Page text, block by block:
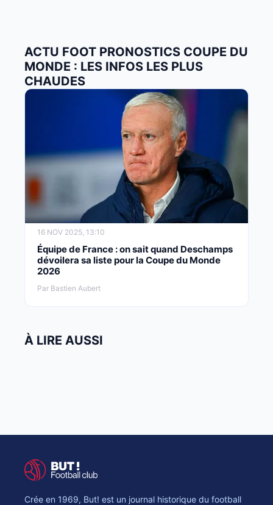
ACTU FOOT PRONOSTICS COUPE DU
MONDE : LES INFOS LES PLUS
CHAUDES
16 NOV 2025, 13:10
Équipe de France : on sait quand Deschamps
dévoilera sa liste pour la Coupe du Monde
2026
Par Bastien Aubert
À LIRE AUSSI
Crée en 1969, But! est un journal historique du football